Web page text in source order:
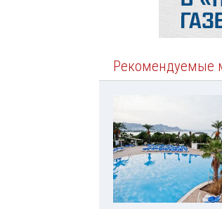
Рекомендуемые